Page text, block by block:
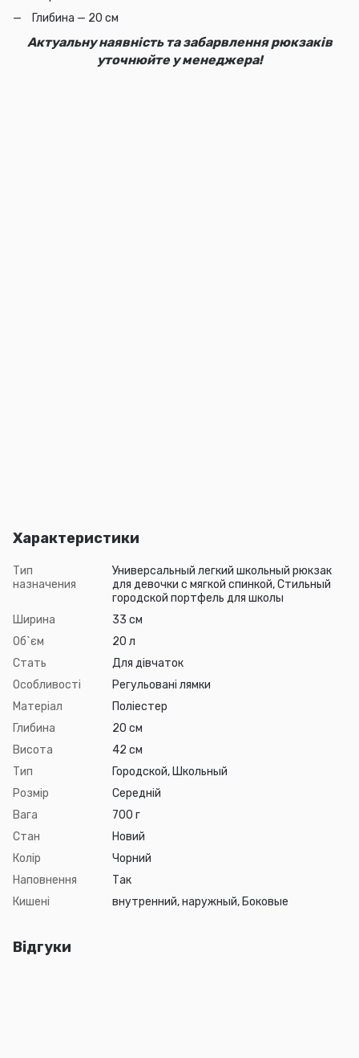
Глибина — 20 см
Актуальну наявність та забарвлення рюкзаків
уточнюйте у менеджера!
Характеристики
Тип
назначения
Универсальный легкий школьный рюкзак
для девочки с мягкой спинкой, Стильный
городской портфель для школы
Ширина
33 см
Об`єм
20 л
Стать
Для дівчаток
Особливості
Регульовані лямки
Матеріал
Поліестер
Глибина
20 см
Висота
42 см
Тип
Городской, Школьный
Розмір
Середній
Вага
700 г
Стан
Новий
Колір
Чорний
Наповнення
Так
Кишені
внутренний, наружный, Боковые
Відгуки